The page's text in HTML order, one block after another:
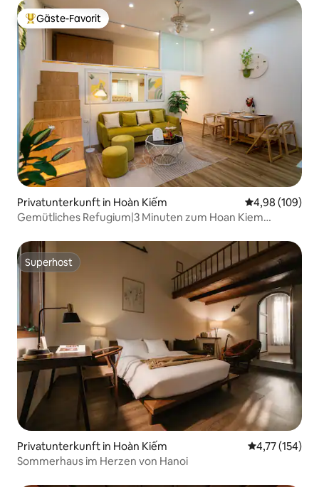
Beliebter Gäste-Favorit.
Gäste-Favorit
Privatunterkunft in Hoàn Kiếm
4,98 (109)
Gemütliches Refugium|3 Minuten zum Hoan Kiem
Superhost
Superhost
Privatunterkunft in Hoàn Kiếm
4,77 (154)
Sommerhaus im Herzen von Hanoi